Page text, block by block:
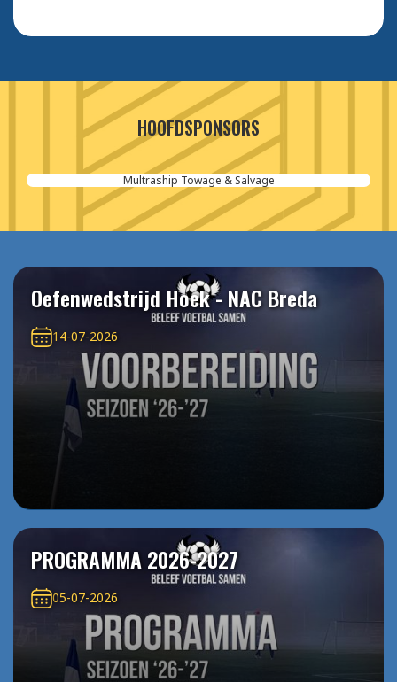
HOOFDSPONSORS
Multraship Towage & Salvage
Oefenwedstrijd Hoek - NAC Breda
14-07-2026
PROGRAMMA 2026-2027
05-07-2026